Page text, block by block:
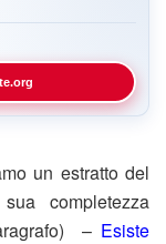
un estratto del
completezza
– Esiste